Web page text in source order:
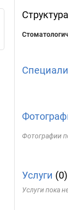
Структура
Фотографии
Услуги
Услуги пока